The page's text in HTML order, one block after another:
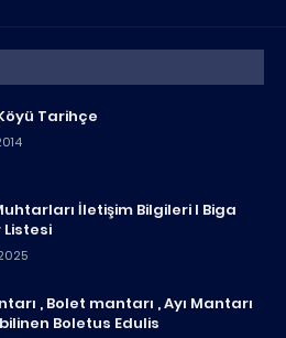
Tarihçe
İletişim Bilgileri I Biga
, Bolet mantarı , Ayı Mantarı
Boletus Edulis